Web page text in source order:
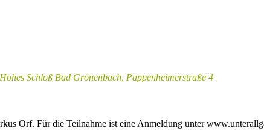
Hohes Schloß Bad Grönenbach, Pappenheimerstraße 4
Orf. Für die Teilnahme ist eine Anmeldung unter